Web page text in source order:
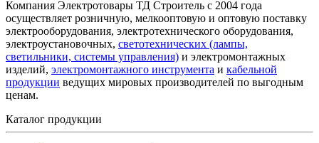
Компания Электротовары ТД Строитель с 2004 года
осуществляет розничную, мелкооптовую и оптовую поставку
электрооборудования, электротехнического оборудования,
электроустановочных, светотехнических (лампы,
светильники, системы управления) и электромонтажных
изделий, электромонтажного инструмента и кабельной
продукции ведущих мировых производителей по выгодным
ценам.
Каталог продукции